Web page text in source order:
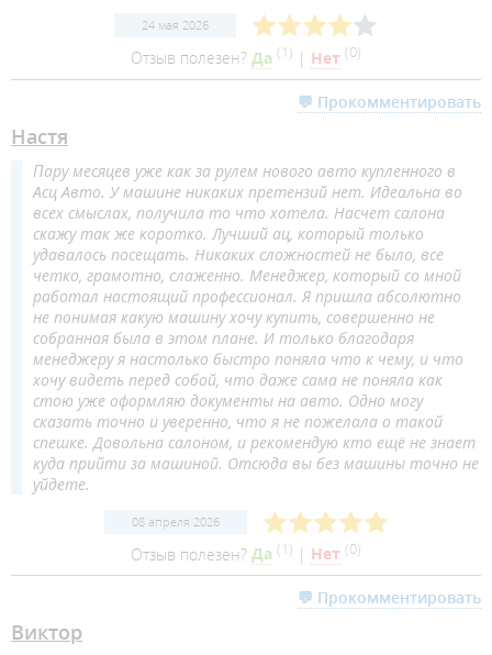
24 мая 2026
Отзыв полезен? Да (1 ) | Нет (0)
💬 Прокомментировать
Настя
Пару месяцев уже как за рулем нового авто купленного в
Асц Авто. У машине никаких претензий нет. Идеальна во
всех смыслах, получила то что хотела. Насчет салона
скажу так же коротко. Лучший ац, который только
удавалось посещать. Никаких сложностей не было, все
четко, грамотно, слаженно. Менеджер, который со мной
работал настоящий профессионал. Я пришла абсолютно
не понимая какую машину хочу купить, совершенно не
собранная была в этом плане. И только благодаря
менеджеру я настолько быстро поняла что к чему, и что
хочу видеть перед собой, что даже сама не поняла как
стою уже оформляю документы на авто. Одно могу
сказать точно и уверенно, что я не пожелала о такой
спешке. Довольна салоном, и рекомендую кто ещё не знает
куда прийти за машиной. Отсюда вы без машины точно не
уйдете.
08 апреля 2026
Отзыв полезен? Да (1 ) | Нет (0)
💬 Прокомментировать
Виктор